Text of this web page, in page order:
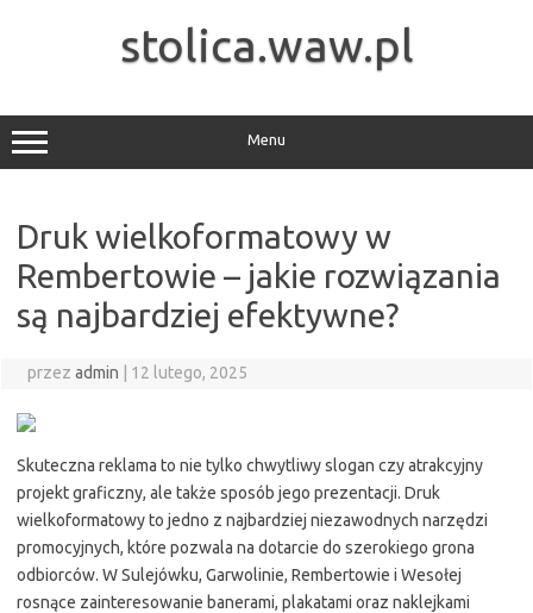
stolica.waw.pl
Menu
Druk wielkoformatowy w
Rembertowie – jakie rozwiązania
są najbardziej efektywne?
przez admin 12 lutego, 2025
Skuteczna reklama to nie tylko chwytliwy slogan czy atrakcyjny
projekt graficzny, ale także sposób jego prezentacji. Druk
wielkoformatowy to jedno z najbardziej niezawodnych narzędzi
promocyjnych, które pozwala na dotarcie do szerokiego grona
odbiorców. W Sulejówku, Garwolinie, Rembertowie i Wesołej
rosnące zainteresowanie banerami, plakatami oraz naklejkami